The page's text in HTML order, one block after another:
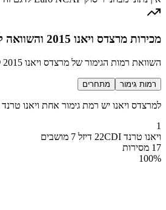
מכירות מרצדס ויאנו 2015 והשוואה למתחרים
השוואת רמות הגימור של מרצדס ויאנו 2015 לבין המתחרים הבולטים בקטגוריה מיסחרי בינוני יוקרה
רמות גימור מתחרים
למרצדס ויאנו יש רמת גימור אחת ויאנו טרנד 22CDI דיזל 7 מושבים עם 17 מכירות בשנת 2015
1
ויאנו טרנד 22CDI דיזל 7 מושבים
17 מסירות
100%